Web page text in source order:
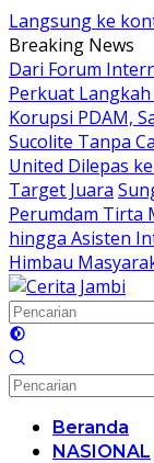
Langsung ke
Breaking News
Dari Forum
Perkuat
Korupsi PDAM,
Sucolite Tanpa
United Dilepas
Target Juara
Perumdam Tirta
hingga Asisten
Himbau
Beranda
NASIONAL